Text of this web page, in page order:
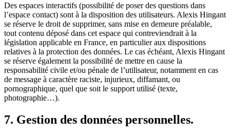
Des espaces interactifs (possibilité de poser des questions dans
l’espace contact) sont à la disposition des utilisateurs. Alexis Hingant
se réserve le droit de supprimer, sans mise en demeure préalable,
tout contenu déposé dans cet espace qui contreviendrait à la
législation applicable en France, en particulier aux dispositions
relatives à la protection des données. Le cas échéant, Alexis Hingant
se réserve également la possibilité de mettre en cause la
responsabilité civile et/ou pénale de l’utilisateur, notamment en cas
de message à caractère raciste, injurieux, diffamant, ou
pornographique, quel que soit le support utilisé (texte,
photographie…).
7. Gestion des données personnelles.